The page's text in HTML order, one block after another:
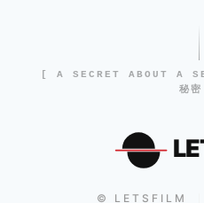
[ A SECRET ABOUT A
秘
© LETSFILM